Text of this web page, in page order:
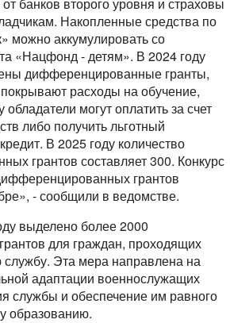
банков второго уровня и
Накопленные средства по
можно аккумулировать со
«Нацфонд - детям». В 2024 году
дифференцированные гранты,
расходы на обучение,
могут оплатить за счет
либо получить льготный
В 2025 году количество
грантов составляет 300. Конкурс
грантов
- сообщили в ведомстве.
выделено более 2000
для граждан, проходящих
службу. Эта мера направлена на
адаптации военнослужащих
службы и обеспечение им равного
образованию.